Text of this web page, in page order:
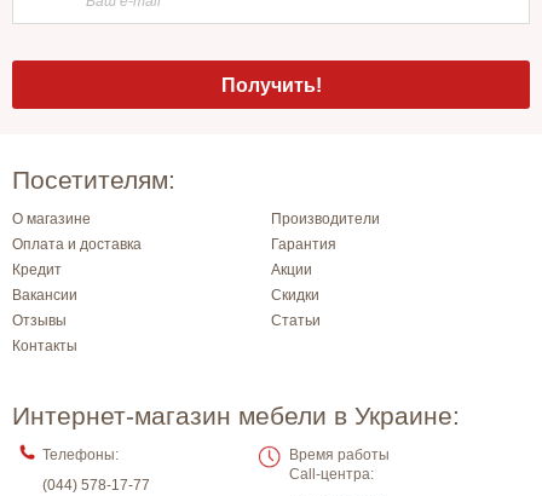
Посетителям:
О магазине
Производители
Оплата и доставка
Гарантия
Кредит
Акции
Вакансии
Скидки
Отзывы
Статьи
Контакты
Интернет-магазин мебели в Украине:
Телефоны:
(044) 578-17-77
Время работы
Call-центра: